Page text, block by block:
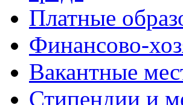
Платные
Финансово-
Вакантные
Стипендии и